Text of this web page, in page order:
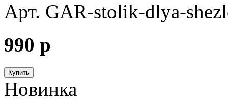
Арт. GAR-stolik-dlya-
990 p
Купить
Новинка